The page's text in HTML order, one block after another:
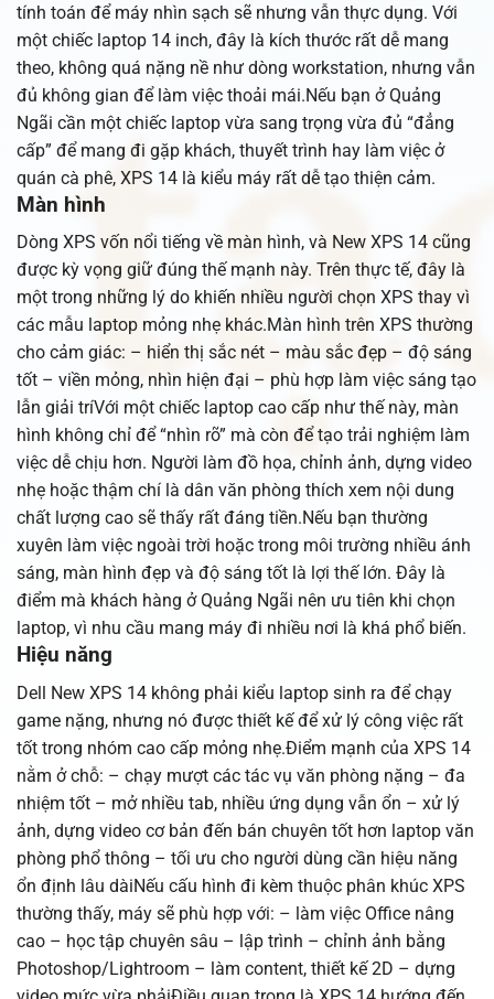
tính toán để máy nhìn sạch sẽ nhưng vẫn thực dụng. Với
một chiếc laptop 14 inch, đây là kích thước rất dễ mang
theo, không quá nặng nề như dòng workstation, nhưng vẫn
đủ không gian để làm việc thoải mái.Nếu bạn ở Quảng
Ngãi cần một chiếc laptop vừa sang trọng vừa đủ “đẳng
cấp” để mang đi gặp khách, thuyết trình hay làm việc ở
quán cà phê, XPS 14 là kiểu máy rất dễ tạo thiện cảm.
Màn hình
Dòng XPS vốn nổi tiếng về màn hình, và New XPS 14 cũng
được kỳ vọng giữ đúng thế mạnh này. Trên thực tế, đây là
một trong những lý do khiến nhiều người chọn XPS thay vì
các mẫu laptop mỏng nhẹ khác.Màn hình trên XPS thường
cho cảm giác: – hiển thị sắc nét – màu sắc đẹp – độ sáng
tốt – viền mỏng, nhìn hiện đại – phù hợp làm việc sáng tạo
lẫn giải tríVới một chiếc laptop cao cấp như thế này, màn
hình không chỉ để “nhìn rõ” mà còn để tạo trải nghiệm làm
việc dễ chịu hơn. Người làm đồ họa, chỉnh ảnh, dựng video
nhẹ hoặc thậm chí là dân văn phòng thích xem nội dung
chất lượng cao sẽ thấy rất đáng tiền.Nếu bạn thường
xuyên làm việc ngoài trời hoặc trong môi trường nhiều ánh
sáng, màn hình đẹp và độ sáng tốt là lợi thế lớn. Đây là
điểm mà khách hàng ở Quảng Ngãi nên ưu tiên khi chọn
laptop, vì nhu cầu mang máy đi nhiều nơi là khá phổ biến.
Hiệu năng
Dell New XPS 14 không phải kiểu laptop sinh ra để chạy
game nặng, nhưng nó được thiết kế để xử lý công việc rất
tốt trong nhóm cao cấp mỏng nhẹ.Điểm mạnh của XPS 14
nằm ở chỗ: – chạy mượt các tác vụ văn phòng nặng – đa
nhiệm tốt – mở nhiều tab, nhiều ứng dụng vẫn ổn – xử lý
ảnh, dựng video cơ bản đến bán chuyên tốt hơn laptop văn
phòng phổ thông – tối ưu cho người dùng cần hiệu năng
ổn định lâu dàiNếu cấu hình đi kèm thuộc phân khúc XPS
thường thấy, máy sẽ phù hợp với: – làm việc Office nâng
cao – học tập chuyên sâu – lập trình – chỉnh ảnh bằng
Photoshop/Lightroom – làm content, thiết kế 2D – dựng